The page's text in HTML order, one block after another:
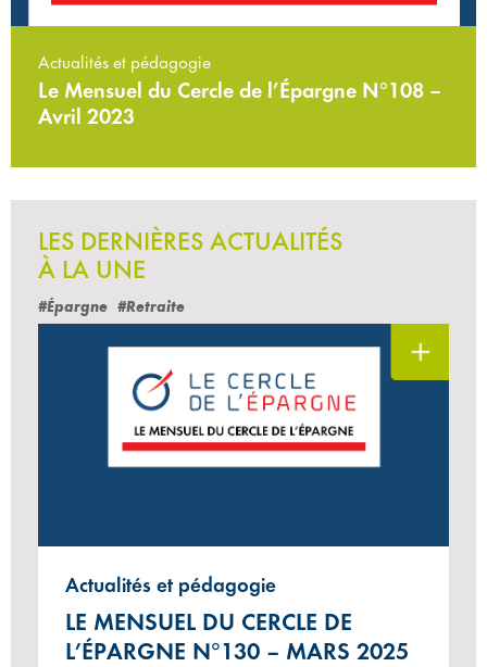
Actualités et pédagogie
Le Mensuel du Cercle de l’Épargne N°108 –
Avril 2023
LES DERNIÈRES ACTUALITÉS
À LA UNE
#Épargne #Retraite
Actualités et pédagogie
LE MENSUEL DU CERCLE DE
L’ÉPARGNE N°130 – MARS 2025